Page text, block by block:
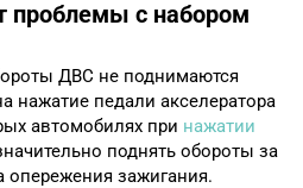
проблемы с набором
ДВС не поднимаются
нажатие педали акселератора
автомобилях при нажатии
поднять обороты за
опережения зажигания.